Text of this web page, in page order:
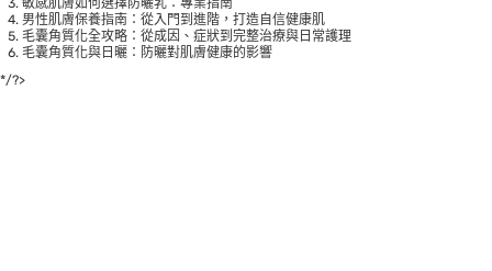
男性肌膚保養指南：從入門到進階，打造自信健康肌
毛囊角質化全攻略：從成因、症狀到完整治療與日常護理
毛囊角質化與日曬：防曬對肌膚健康的影響
*/?>